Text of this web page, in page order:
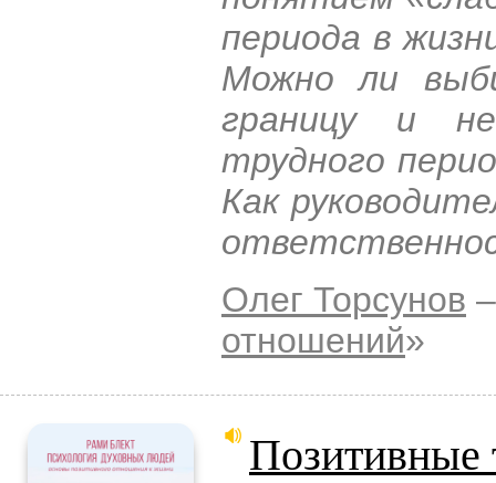
периода в
Можно ли
границу и
трудного
Как
Олег Торсунов
отношений»
Позитивные